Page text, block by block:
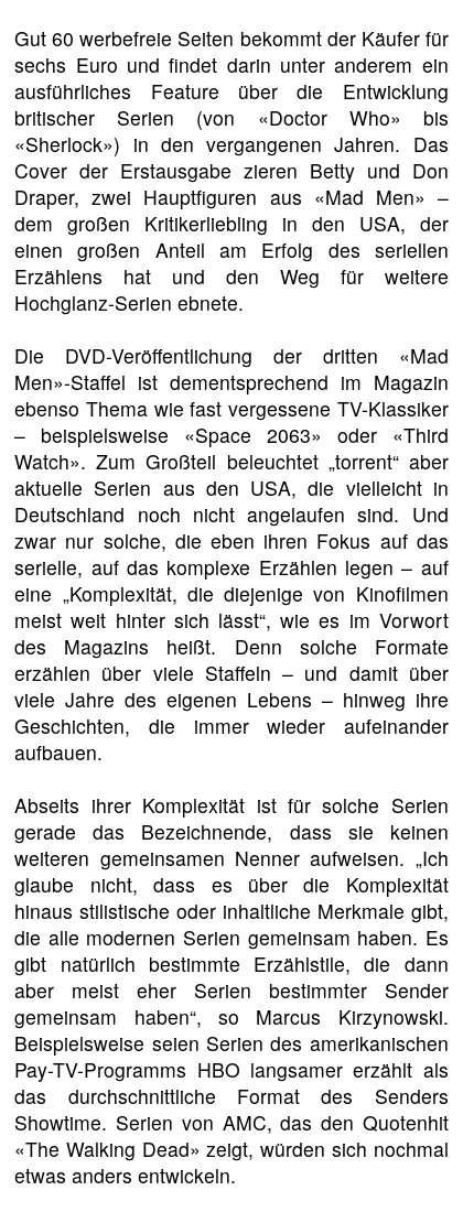
Gut 60 werbefreie Seiten bekommt der Käufer für
sechs Euro und findet darin unter anderem ein
ausführliches Feature über die Entwicklung
britischer Serien (von «Doctor Who» bis
«Sherlock») in den vergangenen Jahren. Das
Cover der Erstausgabe zieren Betty und Don
Draper, zwei Hauptfiguren aus «Mad Men» –
dem großen Kritikerliebling in den USA, der
einen großen Anteil am Erfolg des seriellen
Erzählens hat und den Weg für weitere
Hochglanz-Serien ebnete.
Die DVD-Veröffentlichung der dritten «Mad
Men»-Staffel ist dementsprechend im Magazin
ebenso Thema wie fast vergessene TV-Klassiker
– beispielsweise «Space 2063» oder «Third
Watch». Zum Großteil beleuchtet „torrent“ aber
aktuelle Serien aus den USA, die vielleicht in
Deutschland noch nicht angelaufen sind. Und
zwar nur solche, die eben ihren Fokus auf das
serielle, auf das komplexe Erzählen legen – auf
eine „Komplexität, die diejenige von Kinofilmen
meist weit hinter sich lässt“, wie es im Vorwort
des Magazins heißt. Denn solche Formate
erzählen über viele Staffeln – und damit über
viele Jahre des eigenen Lebens – hinweg ihre
Geschichten, die immer wieder aufeinander
aufbauen.
Abseits ihrer Komplexität ist für solche Serien
gerade das Bezeichnende, dass sie keinen
weiteren gemeinsamen Nenner aufweisen. „Ich
glaube nicht, dass es über die Komplexität
hinaus stilistische oder inhaltliche Merkmale gibt,
die alle modernen Serien gemeinsam haben. Es
gibt natürlich bestimmte Erzählstile, die dann
aber meist eher Serien bestimmter Sender
gemeinsam haben“, so Marcus Kirzynowski.
Beispielsweise seien Serien des amerikanischen
Pay-TV-Programms HBO langsamer erzählt als
das durchschnittliche Format des Senders
Showtime. Serien von AMC, das den Quotenhit
«The Walking Dead» zeigt, würden sich nochmal
etwas anders entwickeln.